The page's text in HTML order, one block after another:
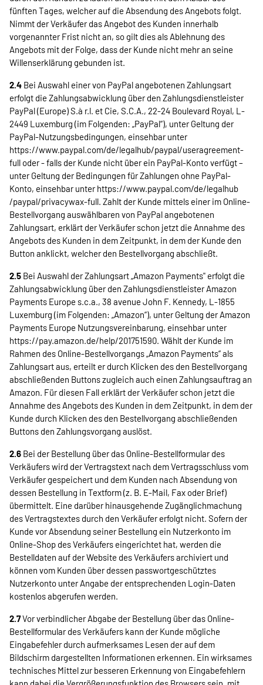
fünften Tages, welcher auf die Absendung des Angebots folgt.
Nimmt der Verkäufer das Angebot des Kunden innerhalb
vorgenannter Frist nicht an, so gilt dies als Ablehnung des
Angebots mit der Folge, dass der Kunde nicht mehr an seine
Willenserklärung gebunden ist.
2.4 Bei Auswahl einer von PayPal angebotenen Zahlungsart
erfolgt die Zahlungsabwicklung über den Zahlungsdienstleister
PayPal (Europe) S.à r.l. et Cie, S.C.A., 22-24 Boulevard Royal, L-
2449 Luxemburg (im Folgenden: „PayPal“), unter Geltung der
PayPal-Nutzungsbedingungen, einsehbar unter
https://www.paypal.com/de/legalhub/paypal/useragreement-
full oder - falls der Kunde nicht über ein PayPal-Konto verfügt –
unter Geltung der Bedingungen für Zahlungen ohne PayPal-
Konto, einsehbar unterhttps://www.paypal.com/de/legalhub
/paypal/privacywax-full. Zahlt der Kunde mittels einer im Online-
Bestellvorgang auswählbaren von PayPal angebotenen
Zahlungsart, erklärt der Verkäufer schon jetzt die Annahme des
Angebots des Kunden in dem Zeitpunkt, in dem der Kunde den
Button anklickt, welcher den Bestellvorgang abschließt.
2.5 Bei Auswahl der Zahlungsart „Amazon Payments" erfolgt die
Zahlungsabwicklung über den Zahlungsdienstleister Amazon
Payments Europe s.c.a., 38 avenue John F. Kennedy, L-1855
Luxemburg (im Folgenden: „Amazon“), unter Geltung der Amazon
Payments Europe Nutzungsvereinbarung, einsehbar unter
https://pay.amazon.de/help/201751590. Wählt der Kunde im
Rahmen des Online-Bestellvorgangs „Amazon Payments“ als
Zahlungsart aus, erteilt er durch Klicken des den Bestellvorgang
abschließenden Buttons zugleich auch einen Zahlungsauftrag an
Amazon. Für diesen Fall erklärt der Verkäufer schon jetzt die
Annahme des Angebots des Kunden in dem Zeitpunkt, in dem der
Kunde durch Klicken des den Bestellvorgang abschließenden
Buttons den Zahlungsvorgang auslöst.
2.6 Bei der Bestellung über das Online-Bestellformular des
Verkäufers wird der Vertragstext nach dem Vertragsschluss vom
Verkäufer gespeichert und dem Kunden nach Absendung von
dessen Bestellung in Textform (z. B. E-Mail, Fax oder Brief)
übermittelt. Eine darüber hinausgehende Zugänglichmachung
des Vertragstextes durch den Verkäufer erfolgt nicht. Sofern der
Kunde vor Absendung seiner Bestellung ein Nutzerkonto im
Online-Shop des Verkäufers eingerichtet hat, werden die
Bestelldaten auf der Website des Verkäufers archiviert und
können vom Kunden über dessen passwortgeschütztes
Nutzerkonto unter Angabe der entsprechenden Login-Daten
kostenlos abgerufen werden.
2.7Vor verbindlicher Abgabe der Bestellung über das Online-
Bestellformular des Verkäufers kann der Kunde mögliche
Eingabefehler durch aufmerksames Lesen der auf dem
Bildschirm dargestellten Informationen erkennen. Ein wirksames
technisches Mittel zur besseren Erkennung von Eingabefehlern